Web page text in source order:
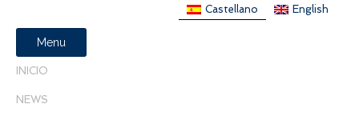
Castellano English
Menu
INICIO
NEWS